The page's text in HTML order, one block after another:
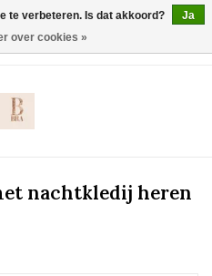
nachtkledij heren
te verbeteren. Is dat akkoord?
Ja
over cookies »
met EU maten. .